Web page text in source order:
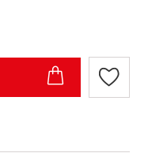
Zur